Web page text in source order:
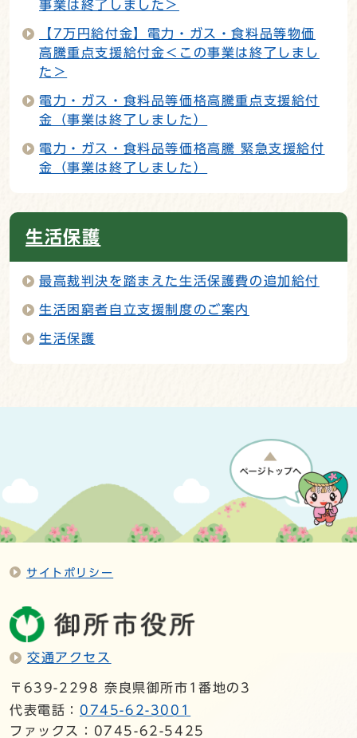
事業は終了しました＞
【7万円給付金】電力・ガス・食料品等物価
高騰重点支援給付金＜この事業は終了しまし
た＞
電力・ガス・食料品等価格高騰重点支援給付
金（事業は終了しました）
電力・ガス・食料品等価格高騰 緊急支援給付
金（事業は終了しました）
生活保護
最高裁判決を踏まえた生活保護費の追加給付
生活困窮者自立支援制度のご案内
生活保護
サイトポリシー
交通アクセス
〒639-2298 奈良県御所市1番地の3
代表電話： 0745-62-3001
ファックス：0745-62-5425